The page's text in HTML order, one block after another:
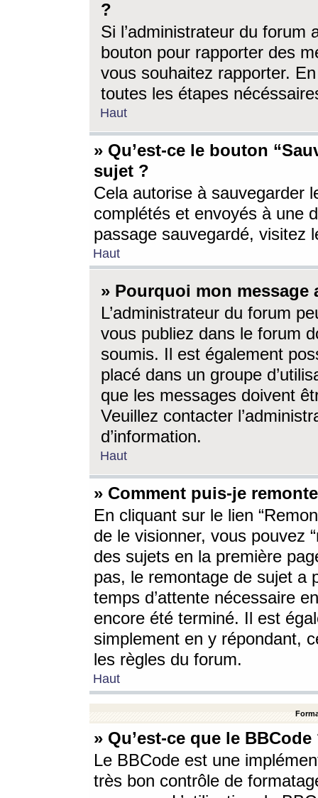
?
Si l’administrateur du forum
bouton pour rapporter des
vous souhaitez rapporter.
toutes les étapes
Haut
» Qu’est-ce le bouton
sujet ?
Cela autorise à sauvegarder
complétés et envoyés à une
passage sauvegardé, visitez
Haut
» Pourquoi mon message
L’administrateur du forum
vous publiez dans le forum
soumis. Il est également
placé dans un groupe
que les messages doivent
Veuillez contacter
d’information.
Haut
» Comment puis-je
En cliquant sur le lien
de le visionner, vous pouvez
des sujets en la première
pas, le remontage de sujet a
temps d’attente nécessaire
encore été terminé. Il est
simplement en y répondant,
les règles du forum.
Haut
» Qu’est-ce que le BBCode
Le BBCode est une
très bon contrôle de